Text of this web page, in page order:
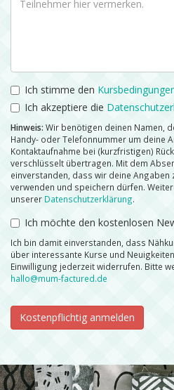
Ich stimme den
Ich akzeptiere die
Hinweis: Wir benötigen deinen Namen,
Handy- oder Telefonnummer um deine
Kontaktaufnahme bei (kurzfristigen)
verschlüsselt übertragen. Mit dem
einverstanden, dass wir deine Angaben
verwenden und speichern dürfen.
unserer Datenschutzerklärung.
Ich möchte den kostenlosen
Ich bin damit einverstanden, dass
über interessante Kurse und
Einwilligung jederzeit widerrufen. Bitte
hallo@mum-factured.de
Kostenpflichtig anmelden